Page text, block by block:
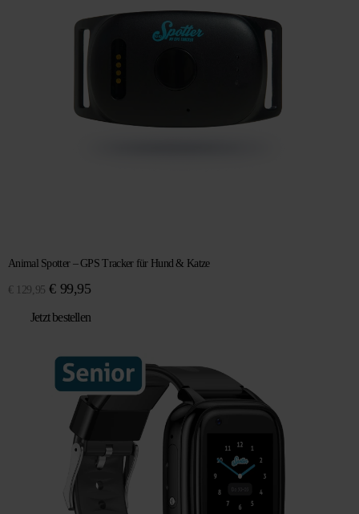
Animal Spotter – GPS Tracker für Hund & Katze
€ 129,95 Ursprünglicher
war:
€ 99,95Aktueller
ist:
Jetzt bestellen